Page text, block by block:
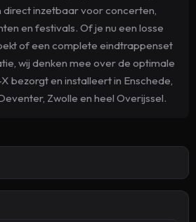
direct inzetbaar voor concerten,
en festivals. Of je nu een losse
of een complete eindtrappenset
wij denken mee over de optimale
bezorgt en installeert in Enschede,
Zwolle en heel Overijssel.